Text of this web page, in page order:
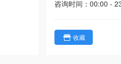
咨询时间： 00:00 -
收藏